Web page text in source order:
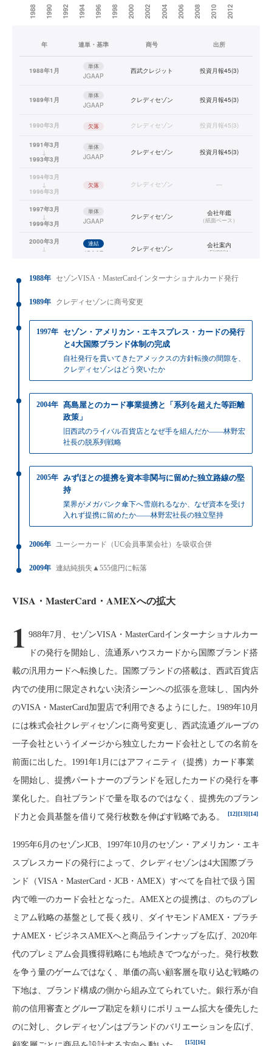
年 連単・基準 商号 出所
1988年1月
単体
JGAAP
西武クレジット 投資月報45(3)
1989年1月
単体
JGAAP
クレディセゾン 投資月報45(3)
1990年3月 欠落 クレディセゾン 投資月報45(3)
1991年3月
↓
1993年3月
単体
JGAAP
クレディセゾン 投資月報45(3)
1994年3月
↓
1996年3月
欠落 クレディセゾン —
1997年3月
↓
1999年3月
単体
JGAAP
クレディセゾン 会社年鑑
（紙面ベース）
2000年3月
↓
連結
JGAAP
クレディセゾン 会社案内
（FY2001 ）
2002年3月
↓
連結
クレディセゾン 有価証券報告書
PDFベース）
1988年 セゾンVISA・MasterCardインターナショナルカード発行
1989年 クレディセゾンに商号変更
1997年 セゾン・アメリカン・エキスプレス・カードの発行
と4大国際ブランド体制の完成
自社発行を貫いてきたアメックスの方針転換の間隙を、
クレディセゾンはどう突いたか
2004年 髙島屋とのカード事業提携と「系列を超えた等距離
政策」
旧西武のライバル百貨店となぜ手を組んだか——林野宏
社長の脱系列戦略
2005年 みずほとの提携を資本非関与に留めた独立路線の堅
持
業界がメガバンク傘下へ雪崩れるなか、なぜ資本を受け
入れず提携に留めたか——林野宏社長の独立堅持
2006年 ユーシーカード（UC会員事業会社）を吸収合併
2009年 連結純損失▲555億円に転落
VISA・MasterCard・AMEXへの拡大
1 988年7月、セゾンVISA・MasterCardインターナショナルカー
ドの発行を開始し、流通系ハウスカードから国際ブランド搭
載の汎用カードへ転換した。国際ブランドの搭載は、西武百貨店
内での使用に限定されない決済シーンへの拡張を意味し、国内外
のVISA・MasterCard加盟店で利用できるようにした。1989年10月
には株式会社クレディセゾンに商号変更し、西武流通グループの
一子会社というイメージから独立したカード会社としての名前を
前面に出した。1991年1月にはアフィニティ（提携）カード事業
を開始し、提携パートナーのブランドを冠したカードの発行を事
業化した。自社ブランドで量を取るのではなく、提携先のブラン
ド力と会員基盤を借りて発行枚数を伸ばす戦略である。
[12][13][14]
1995年6月のセゾンJCB、1997年10月のセゾン・アメリカン・エキ
スプレスカードの発行によって、クレディセゾンは4大国際ブラ
ンド（VISA・MasterCard・JCB・AMEX）すべてを自社で扱う国
内で唯一のカード会社となった。AMEXとの提携は、のちのプレ
ミアム戦略の基盤として長く残り、ダイヤモンドAMEX・プラチ
ナAMEX・ビジネスAMEXへと商品ラインナップを広げ、2020年
代のプレミアム会員獲得戦略にも地続きでつながった。発行枚数
を争う量のゲームではなく、単価の高い顧客層を取り込む戦略の
下地は、ブランド構成の側から組み立てられていた。銀行系が自
前の信用審査とグループ勘定を頼りにボリューム拡大を優先した
のに対し、クレディセゾンはブランドのバリエーションを広げ、
[15][16]